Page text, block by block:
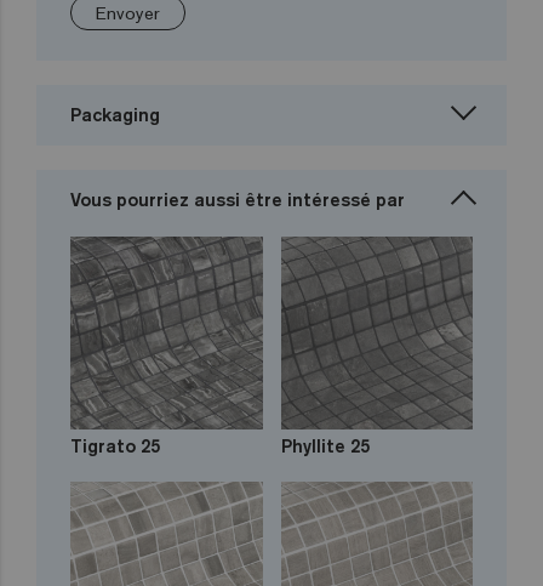
Envoyer
Packaging
Vous pourriez aussi être intéressé par
Tigrato 25 Phyllite 25